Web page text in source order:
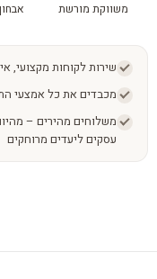
משווקת מורשת
שירות לקוחות מקצועי,
מכבדים את כל אמצעי
עסקים ליעדים מרוחקים